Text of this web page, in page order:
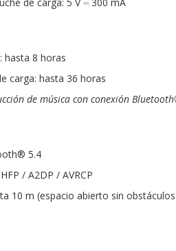
de carga: 5 V ⎓ 300 mA
hasta 8 horas
carga: hasta 36 horas
de música con conexión
5.4
/ A2DP / AVRCP
10 m (espacio abierto sin